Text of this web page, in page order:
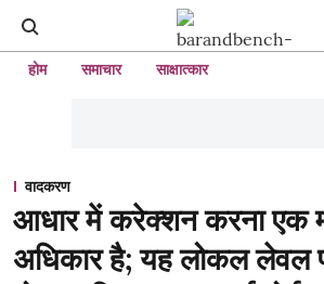
होम समाचार साक्षात्कार
वादकरण
आधार में करेक्शन करना एक
अधिकार है; यह लोकल लेवल